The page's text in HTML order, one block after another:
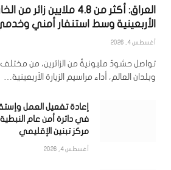
العراق: أكثر من 4.8 ملايين
الأربعينية وسط استنفار أمني
أغسطس 4, 2026
تواصل حشودٌ مليونيةٌ من الزائرين، من مختلف
وبلدان العالم، أداء مراسيم الزيارة الأربعينية…
إعادة تفعيل العمل
في دائرة أمن عام
مركز تبنين الإقليمي
أغسطس 4, 2026